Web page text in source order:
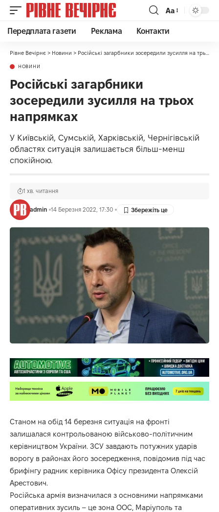
Аа
Передплата газети Реклама Контакти
Рівне Вечірнє > Новини > Російські загарбники зосередили зусилля на трьох напрямках
НОВИНИ
Російські загарбники
зосередили зусилля на трьох
напрямках
У Київській, Сумській, Харківській, Чернігівській
областях ситуація залишається більш-менш
спокійною.
admin 14 Березня 2022, 17:30
1 хв. читання
Станом на обід 14 березня ситуація на фронті
залишалася контрольованою військово-політичним
керівництвом України. ЗСУ завдають потужних ударів
ворогу в районах його зосередження, повідомив під час
брифінгу радник керівника Офісу президента Олексій
Арестович.
Російська армія визначилася з основними напрямками
оперативних зусиль – це зона ООС, Маріуполь та